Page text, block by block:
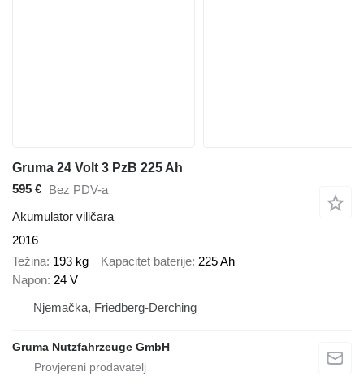
Gruma 24 Volt 3 PzB 225 Ah
595 € Bez PDV-a
Akumulator viličara
2016
Težina 193 kg Kapacitet baterije 225 Ah
Napon 24 V
Njemačka, Friedberg-Derching
Gruma Nutzfahrzeuge GmbH